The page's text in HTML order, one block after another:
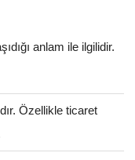
anlam ile ilgilidir.
Özellikle ticaret